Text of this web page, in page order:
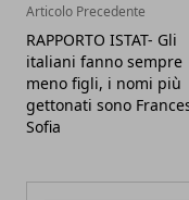
Articolo Precedente
RAPPORTO ISTAT- Gli
italiani fanno sempre
meno figli, i nomi più
gettonati sono
Sofia